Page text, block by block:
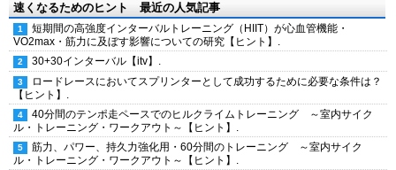
速くなるためのヒント 最近の人気記事
短期間の高強度インターバルトレーニング（HIIT）が心血管機能・
VO2max・筋力に及ぼす影響についての研究【ヒント】.
30+30インターバル【itv】.
ロードレースにおいてスプリンターとして成功するために必要な条件は？
【ヒント】.
40分間のテンポ走ペースでのヒルクライムトレーニング ～室内サイク
ル・トレーニング・ワークアウト～【ヒント】.
筋力、パワー、持久力強化用・60分間のトレーニング ～室内サイク
ル・トレーニング・ワークアウト～【ヒント】.